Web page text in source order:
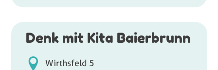
Denk mit Kita Baierbrunn
Wirthsfeld 5